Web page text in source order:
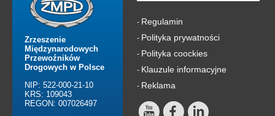
Zrzeszenie
Międzynarodowych
Przewoźników
Drogowych w Polsce
NIP: 522-000-21-10
KRS: 109043
REGON: 007026497
- Regulamin
- Polityka prywatności
- Polityka coockies
- Klauzule informacyjne
- Reklama